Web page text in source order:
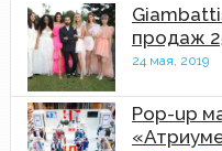
продаж
24 мая, 2019
Pop-up